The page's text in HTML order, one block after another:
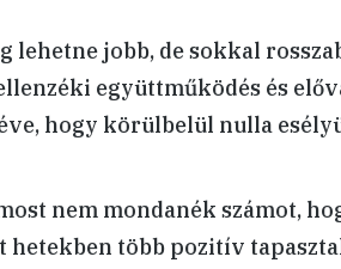
lehetne jobb, de sokkal
együttműködés és
hogy körülbelül nulla
nem mondanék számot,
hetekben több pozitív